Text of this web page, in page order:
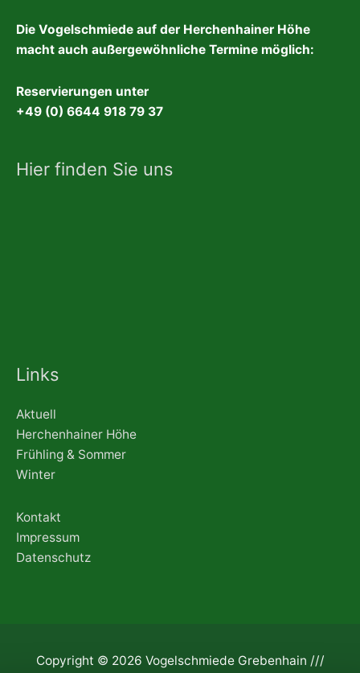
Die Vogelschmiede auf der Herchenhainer Höhe
macht auch außergewöhnliche Termine möglich:
Reservierungen unter
+49 (0) 6644 918 79 37
Hier finden Sie uns
Links
Aktuell
Herchenhainer Höhe
Frühling & Sommer
Winter
Kontakt
Impressum
Datenschutz
Copyright © 2026 Vogelschmiede Grebenhain ///